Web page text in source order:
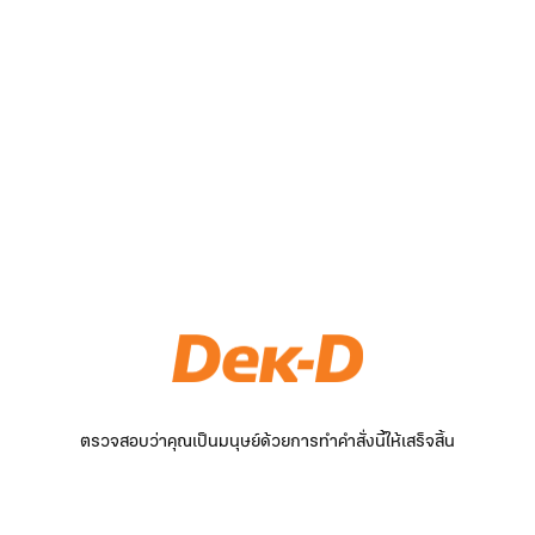
ตรวจสอบว่าคุณเป็นมนุษย์ด้วยการทำคำสั่งนี้ให้เสร็จสิ้น